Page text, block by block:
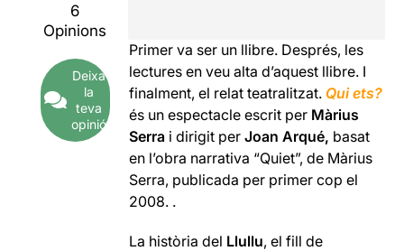
6
Opinions
Deixa
la
teva
opinió
Primer va ser un llibre. Després, les
lectures en veu alta d’aquest llibre. I
finalment, el relat teatralitzat. Qui ets?
és un espectacle escrit per Màrius
Serra i dirigit perJoan Arqué, basat
en l’obra narrativa “Quiet”, de Màrius
Serra, publicada per primer cop el
2008. .
La història del Llullu, el fill de